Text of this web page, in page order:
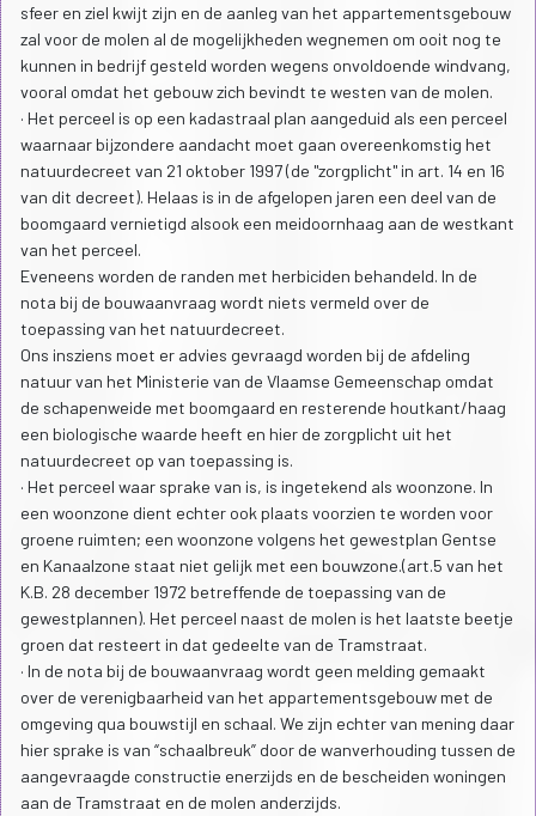
sfeer en ziel kwijt zijn en de aanleg van het appartementsgebouw
zal voor de molen al de mogelijkheden wegnemen om ooit nog te
kunnen in bedrijf gesteld worden wegens onvoldoende windvang,
vooral omdat het gebouw zich bevindt te westen van de molen.
· Het perceel is op een kadastraal plan aangeduid als een perceel
waarnaar bijzondere aandacht moet gaan overeenkomstig het
natuurdecreet van 21 oktober 1997 (de "zorgplicht" in art. 14 en 16
van dit decreet). Helaas is in de afgelopen jaren een deel van de
boomgaard vernietigd alsook een meidoornhaag aan de westkant
van het perceel.
Eveneens worden de randen met herbiciden behandeld. In de
nota bij de bouwaanvraag wordt niets vermeld over de
toepassing van het natuurdecreet.
Ons insziens moet er advies gevraagd worden bij de afdeling
natuur van het Ministerie van de Vlaamse Gemeenschap omdat
de schapenweide met boomgaard en resterende houtkant/haag
een biologische waarde heeft en hier de zorgplicht uit het
natuurdecreet op van toepassing is.
· Het perceel waar sprake van is, is ingetekend als woonzone. In
een woonzone dient echter ook plaats voorzien te worden voor
groene ruimten; een woonzone volgens het gewestplan Gentse
en Kanaalzone staat niet gelijk met een bouwzone.(art.5 van het
K.B. 28 december 1972 betreffende de toepassing van de
gewestplannen). Het perceel naast de molen is het laatste beetje
groen dat resteert in dat gedeelte van de Tramstraat.
· In de nota bij de bouwaanvraag wordt geen melding gemaakt
over de verenigbaarheid van het appartementsgebouw met de
omgeving qua bouwstijl en schaal. We zijn echter van mening daar
hier sprake is van “schaalbreuk” door de wanverhouding tussen de
aangevraagde constructie enerzijds en de bescheiden woningen
aan de Tramstraat en de molen anderzijds.